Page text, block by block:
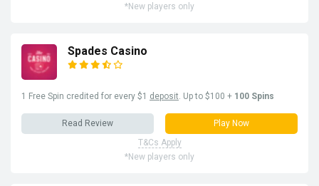
*New players only
Spades Casino
1 Free Spin credited for every $1 deposit. Up to $100 + 100 Spins
Read Review
Play Now
T&Cs Apply
*New players only